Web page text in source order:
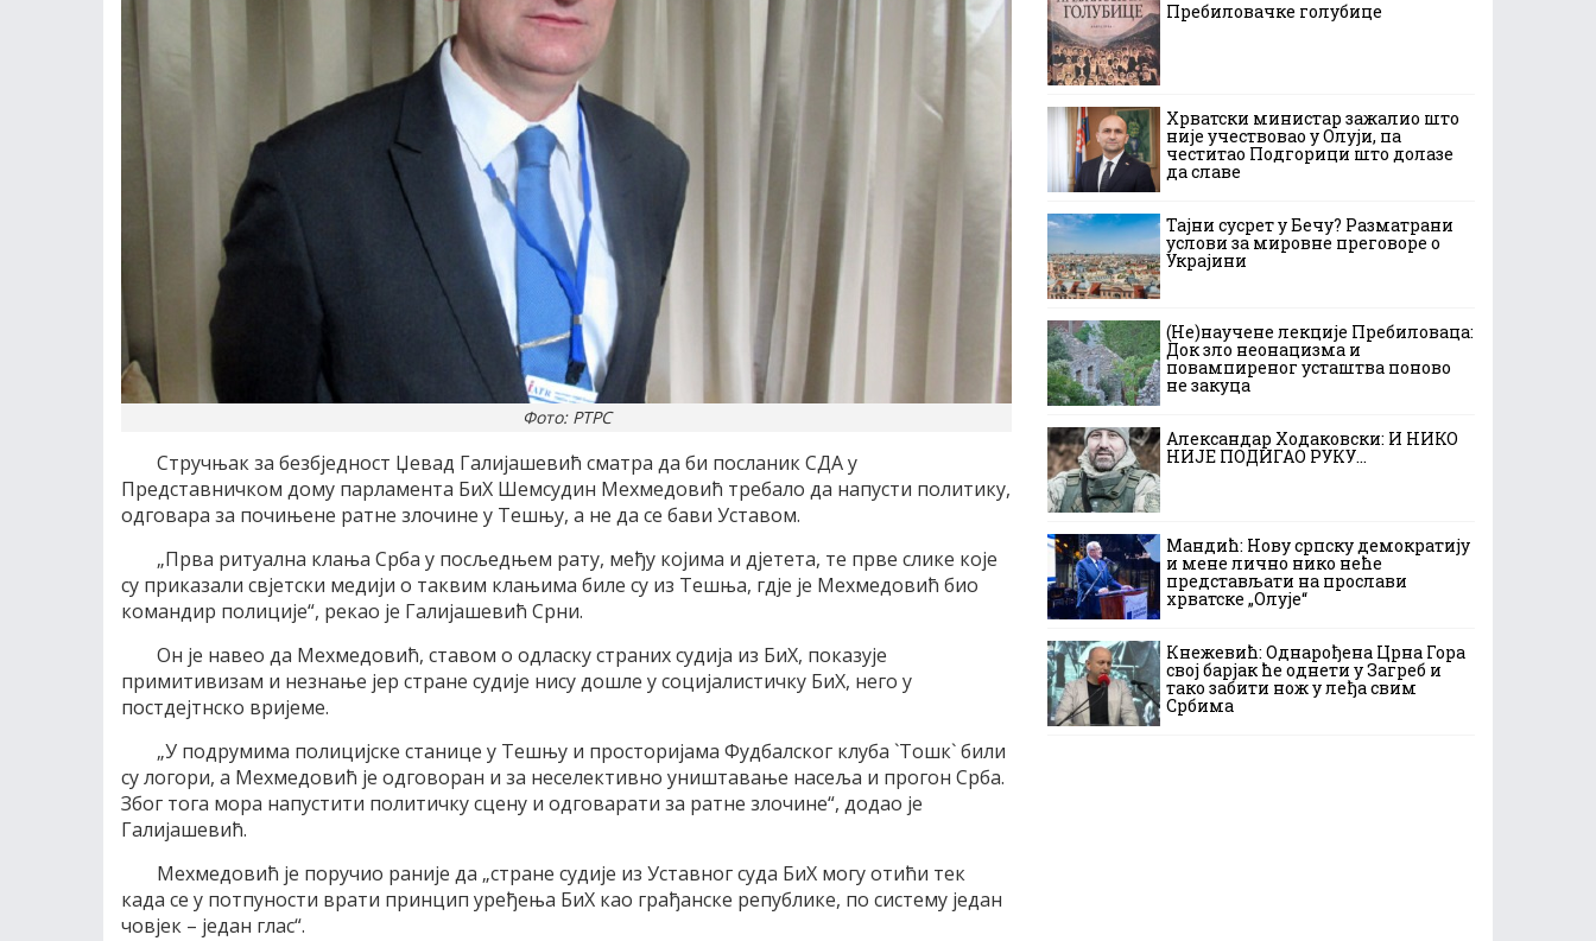
Фото: РТРС
Стручњак за безбједност Џевад Галијашевић сматра да би посланик СДА у
Представничком дому парламента БиХ Шемсудин Мехмедовић требало да напусти политику,
одговара за почињене ратне злочине у Тешњу, а не да се бави Уставом.
„Прва ритуална клања Срба у посљедњем рату, међу којима и дјетета, те прве слике које
су приказали свјетски медији о таквим клањима биле су из Тешња, гдје је Мехмедовић био
командир полиције“, рекао је Галијашевић Срни.
Он је навео да Мехмедовић, ставом о одласку страних судија из БиХ, показује
примитивизам и незнање јер стране судије нису дошле у социјалистичку БиХ, него у
постдејтнско вријеме.
„У подрумима полицијске станице у Тешњу и просторијама Фудбалског клуба `Тошк` били
су логори, а Мехмедовић је одговоран и за неселективно уништавање насеља и прогон Срба.
Због тога мора напустити политичку сцену и одговарати за ратне злочине“, додао је
Галијашевић.
Мехмедовић је поручио раније да „стране судије из Уставног суда БиХ могу отићи тек
када се у потпуности врати принцип уређења БиХ као грађанске републике, по систему један
човјек – један глас“.
Пребиловачке голубице
Хрватски министар зажалио што
није учествовао у Олуји, па
честитао Подгорици што долазе
да славе
Тајни сусрет у Бечу? Разматрани
услови за мировне преговоре о
Украјини
(Не)научене лекције Пребиловаца:
Док зло неонацизма и
повампиреног усташтва поново
не закуца
Александар Ходаковски: И НИКО
НИЈЕ ПОДИГАО РУКУ…
Мандић: Нову српску демократију
и мене лично нико неће
представљати на прослави
хрватске „Олује“
Кнежевић: Однарођена Црна Гора
свој барјак ће однети у Загреб и
тако забити нож у леђа свим
Србима